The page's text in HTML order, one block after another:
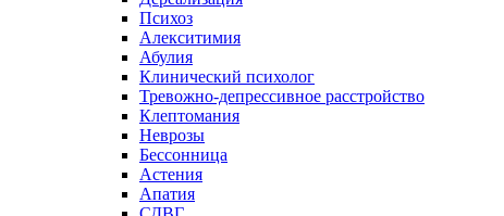
Психоз
Алекситимия
Абулия
Клинический психолог
Тревожно-депрессивное расстройство
Клептомания
Неврозы
Бессонница
Астения
Апатия